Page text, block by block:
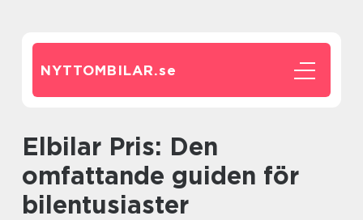
NYTTOMBILAR.se
Elbilar Pris: Den
omfattande guiden för
bilentusiaster